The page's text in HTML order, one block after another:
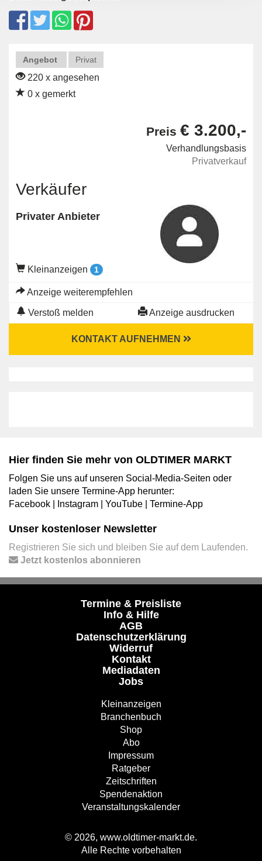
Angebot Privat
220 x angesehen
0 x gemerkt
Preis € 3.200,-
Verhandlungsbasis
Privatverkauf
Verkäufer
Privater Anbieter
Kleinanzeigen 1
Anzeige weiterempfehlen
Verstoß melden Anzeige ausdrucken
KONTAKT AUFNEHMEN
Hier finden Sie mehr von OLDTIMER MARKT
Folgen Sie uns auf unseren Social-Media-Seiten oder
laden Sie unsere Termine-App herunter:
Facebook
Instagram YouTube Termine-App
Unser kostenloser Newsletter
Registrieren Sie sich und bleiben Sie auf dem Laufenden.
Jetzt kostenlos abonnieren
Termine & Preisliste
Info & Hilfe
AGB
Datenschutzerklärung
Widerruf
Kontakt
Mediadaten
Jobs
Kleinanzeigen
Branchenbuch
Shop
Abo
Impressum
Ratgeber
Zeitschriften
Spendenaktion
Veranstaltungskalender
© 2026, www.oldtimer-markt.de.
Alle Rechte vorbehalten